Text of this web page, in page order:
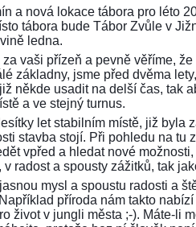
a nová lokace tábora pro léto
tábora bude Tábor Zvůle v
ledna.
vaši přízeň a pevně věříme,
základny, jsme před dvěma
někde usadit na delší čas, tak
a ve stejný turnus.
let stabilním místě, již byla
stavba stojí. Při pohledu na tu
vpřed a hledat nové
radost a spousty zážitků, tak
mysl a spoustu radosti a
příroda nám takto
život v jungli města ;-). Máte-li